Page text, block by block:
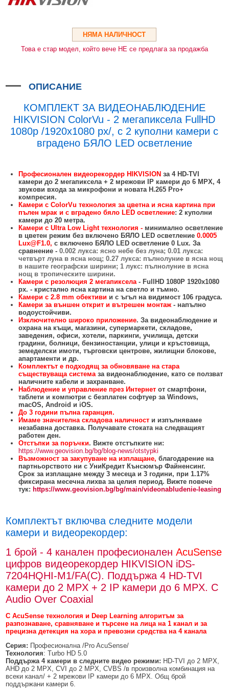
УПРАВЛЕНИЯ ЗА ВЪРТЯЩИ КАМЕРИ
ГРЪМОЗАЩИТИ
КОНЕКТОРИ
ПВЦ КУТИИ
МЕТАЛНИ ТАБЛА
БЕЗЖИЧНИ МИШКИ И ЕЛЕКТРИЧЕСКИ РАЗКЛОНИТЕЛИ
БЕЗЖИЧНИ АЛАРМЕНИ СИСТЕМИ AJAX
БЕЗЖИЧНИ АЛАРМЕНИ ПАНЕЛИ (ХЪБ) AJAX
БЕЗЖИЧНИ РАЗШИРИТЕЛИ НА ОБХВАТ AJAX
БЕЗЖИЧНИ ДЕТЕКТОРИ AJAX
БЕЗЖИЧНИ ДЕТЕКТОРИ ЗА ПОЖАР, ДИМ, ТОПЛИНА И ВЪГЛЕРОДЕН
ОКСИД
БЕЗЖИЧНИ КЛАВИАТУРИ AJAX
БЕЗКОНТАКТНИ RFID КАРТИ И ЧИПОВЕ ЗА КЛАВИАТУРИ
БЕЗЖИЧНИ ДИСТАНЦИОННИ УПРАВЛЕНИЯ И БУТОНИ
БЕЗЖИЧНИ СИРЕНИ AJAX
МОДУЛИ ЗА СГРАДНА АВТОМАТИЗАЦИЯ AJAX
БЕЗЖИЧНИ АЛАРМЕНИ СИСТЕМИ HIKVISION AX PRO
БЕЗЖИЧНИ ПАНЕЛИ HIKVISION AX PRO
БЕЗЖИЧНИ ДЕТЕКТОРИ ЗА HIKVISION AX PRO
БЕЗЖИЧНИ МОДУЛИ И АКСЕСОАРИ ЗА HIKVISION AX PRO
КОМПЛЕКТИ БЕЗЖИЧНИ АЛАРМЕНИ СИСТЕМИ AX PRO
КОМУНИКАЦИОННИ ШКАФОВЕ
ALFALINE, СТЕННИ/СТОЯЩИ, С ОТВАРЯЕМИ И ЗАКЛЮЧВАЩИ СЕ
СТРАНИЦИ
INTERLINE, СТОЯЩИ - НЕОТВАРЯЕМИ СТРАНИЦИ
BETALINE, СТОЯЩИ С ОТВАРЯЕМИ И ЗАКЛЮЧВАЩИ СЕ СТРАНИЦИ
АКСЕСОАРИ ЗА КОМУНИКАЦИОННИ ШКАФОВЕ
УПОТРЕБЯВАНА ТЕХНИКА
НЯМА НАЛИЧНОСТ
Това е стар модел, който вече НЕ се предлага за продажба
ОПИСАНИЕ
КОМПЛЕКТ ЗА ВИДЕОНАБЛЮДЕНИЕ
HIKVISION ColorVu - 2 мегапиксела FullHD
1080p /1920x1080 px/, с 2 куполни камери с
вградено БЯЛО LED осветление
Професионален видеорекордер HIKVISION за 4 HD-TVI
камери до 2 мегапиксела + 2 мрежови IP камери до 6 MPX, 4
звукови входа за микрофони и новата H.265 Pro+
компресия.
Камери с ColorVu технология за цветна и ясна картина при
пълен мрак и с вградено бяло LED осветление: 2 куполни
камери до 20 метра.
Камери с Ultra Low Light технология - минимално осветление
в цветен режим без включено БЯЛО LED осветление0.0005
Lux@F1.0,с включено БЯЛО LED осветление 0 Lux. За
сравнение -0.002 лукса: ясно небе без луна; 0.01 лукса:
четвърт луна в ясна нощ; 0.27 лукса: пълнолуние в ясна нощ
в нашите географски ширини; 1 лукс: пълнолуние в ясна
нощ в тропическите ширини.
Камери с резолюция 2 мегапиксела- FullHD 1080P 1920x1080
px. - кристално ясна картина на светло и тъмно.
Камери с 2.8 mm обективи и с ъгъл на видимост 106 градуса.
Камери за външен открит и вътрешен монтаж- напълно
водоустойчиви.
Изключително широко приложение. За видеонаблюдение и
охрана на къщи, магазини, супермаркети, складове,
заведения, офиси, хотели, паркинги, училища, детски
градини, болници, бензиностанции, улици и кръстовища,
земеделски имоти, търговски центрове, жилищни блокове,
апартаменти и др.
Комплектът е подходящ за обновяване на стара
съществуваща системаза видеонаблюдение, като се ползват
наличните кабели и захранване.
Наблюдение и управление през Интернет от смартфони,
таблети и компютри с безплатен софтуер за Windows,
macOS, Android и iOS.
До 3 години пълна гаранция.
Имаме значителна складова наличност и изпълняваме
незабавна доставка. Получавате стоката на следващият
работен ден.
Отстъпки за поръчки. Вижте отстъпките ни:
https://www.geovision.bg/bg/blog-news/otstypki
Възможност за закупуване на изплащане, благодарение на
партньорството ни с УниКредит Кънсюмър Файненсинг.
Срок за изплащане между 3 месеца и 3 години, при 1.17%
фиксирана месечна лихва за целия период. Вижте повече
тук: https://www.geovision.bg/bg/main/videonabludenie-leasing
Комплектът включва следните модели
камери и видеорекордер:
1 брой - 4 канален професионаленAcuSense
цифров видеорекордер HIKVISION iDS-
7204HQHI-M1/FA(C). Поддържа 4 HD-TVI
камери до 2 MPX + 2 IP камери до 6 MPX. С
Audio Over Coaxial
СAcuSenseтехнология и Deep Learning алгоритъм за
разпознаване, сравняване и търсене на лица на 1 канал и за
прецизна детекция на хора и превозни средства на 4 канала
Серия: Професионална /Pro AcuSense/
Технология: Turbo HD 5.0
Поддържа 4 камери в следните видео режими: HD-TVI до 2 MPX,
AHD до 2 MPX, CVI до 2 MPX, CVBS /в произволна комбинация на
всеки канал/ + 2 мрежови IP камери до 6 MPX. Общ брой
поддържани камери 6.